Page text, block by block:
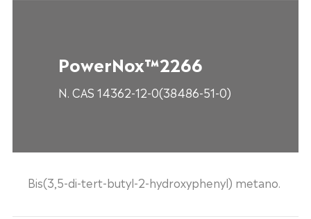
PowerNox™2266
N. CAS 14362-12-0(38486-51-0)
Bis(3,5-di-tert-butyl-2-hydroxyphenyl) metano.